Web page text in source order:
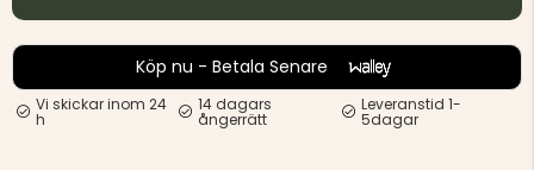
Köp nu - Betala Senare
Vi skickar inom 24
h
14 dagars
ångerrätt
Leveranstid 1-
5dagar